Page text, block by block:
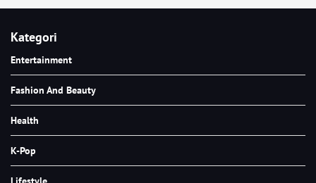
Kategori
Entertainment
Fashion And Beauty
Health
K-Pop